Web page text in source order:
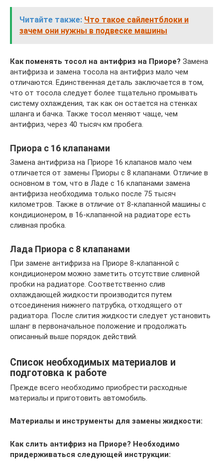
Читайте также: Что такое сайлентблоки и
зачем они нужны в подвеске машины
Как поменять тосол на антифриз на Приоре? Замена
антифриза и замена тосола на антифриз мало чем
отличаются. Единственная деталь заключается в том,
что от тосола следует более тщательно промывать
систему охлаждения, так как он остается на стенках
шланга и бачка. Также тосол меняют чаще, чем
антифриз, через 40 тысяч км пробега.
Приора с 16 клапанами
Замена антифриза на Приоре 16 клапанов мало чем
отличается от замены Приоры с 8 клапанами. Отличие в
основном в том, что в Ладе с 16 клапанами замена
антифриза необходима только после 75 тысяч
километров. Также в отличие от 8-клапанной машины с
кондиционером, в 16-клапанной на радиаторе есть
сливная пробка.
Лада Приора с 8 клапанами
При замене антифриза на Приоре 8-клапанной с
кондиционером можно заметить отсутствие сливной
пробки на радиаторе. Соответственно слив
охлаждающей жидкости производится путем
отсоединения нижнего патрубка, отходящего от
радиатора. После слития жидкости следует установить
шланг в первоначальное положение и продолжать
описанный выше порядок действий.
Список необходимых материалов и
подготовка к работе
Прежде всего необходимо приобрести расходные
материалы и приготовить автомобиль.
Материалы и инструменты для замены жидкости:
Как слить антифриз на Приоре? Необходимо
придерживаться следующей инструкции: